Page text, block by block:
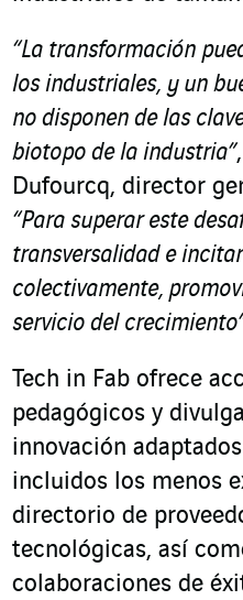
“La transformación
los industriales, y un
no disponen de las
biotopo de la industria”
Dufourcq, director
“Para superar este
transversalidad e
colectivamente,
servicio del
Tech in Fab ofrece
pedagógicos y
innovación
incluidos los menos
directorio de
tecnológicas, así
colaboraciones de